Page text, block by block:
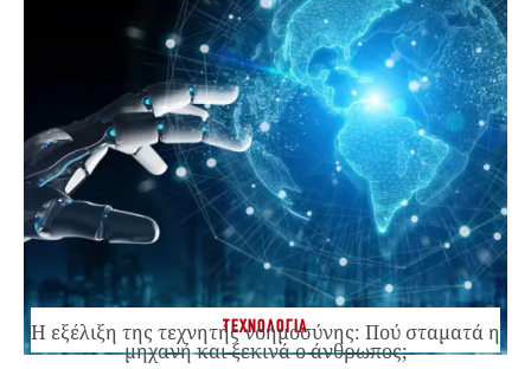
ΤΕΧΝΟΛΟΓΙΑ
Η εξέλιξη της τεχνητής νοημοσύνης: Πού σταματά η
μηχανή και ξεκινά ο άνθρωπος;